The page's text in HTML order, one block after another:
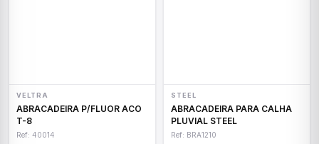
VELTRA
ABRACADEIRA P/FLUOR ACO
T-8
Ref: 40014
STEEL
ABRACADEIRA PARA CALHA
PLUVIAL STEEL
Ref: BRA1210